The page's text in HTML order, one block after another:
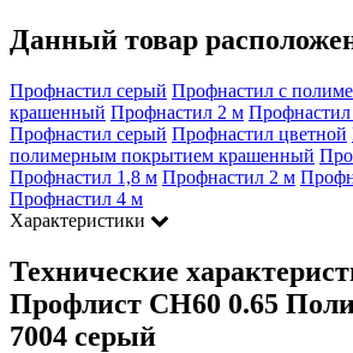
Данный товар
Профнастил серый Профнастил с
крашенный Профнастил 2 м
Профнастил серый Профнастил цветной
полимерным покрытием крашенный
Профнастил 1,8 м Профнастил 2 м
Профнастил 4 м
Характеристики
Технические
Профлист СН60 0.65
7004 серый